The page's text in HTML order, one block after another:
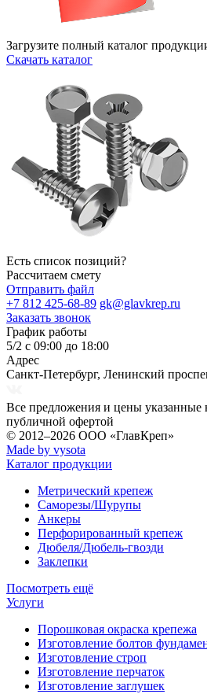
Загрузите полный каталог
Скачать каталог
Есть список позиций?
Рассчитаем смету
Отправить файл
+7 812 425-68-89 gk@glavkrep.ru
Заказать звонок
График работы
5/2 с 09:00 до 18:00
Адрес
Санкт-Петербург, Ленинский
Все предложения и цены указанные
публичной офертой
© 2012–2026 ООО «ГлавКреп»
Made by vysota
Каталог продукции
Метрический крепеж
Саморезы/Шурупы
Анкеры
Перфорированный крепеж
Дюбеля/Дюбель-гвозди
Заклепки
Посмотреть ещё
Услуги
Порошковая окраска крепежа
Изготовление болтов
Изготовление строп
Изготовление перчаток
Изготовление заглушек